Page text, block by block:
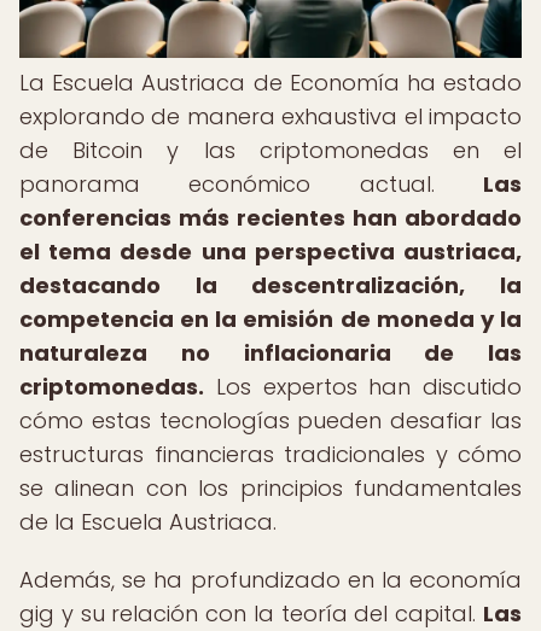
La Escuela Austriaca de Economía ha estado
explorando de manera exhaustiva el impacto
de Bitcoin y las criptomonedas en el
panorama económico actual. Las
conferencias más recientes han abordado
el tema desde una perspectiva austriaca,
destacando la descentralización, la
competencia en la emisión de moneda y la
naturaleza no inflacionaria de las
criptomonedas. Los expertos han discutido
cómo estas tecnologías pueden desafiar las
estructuras financieras tradicionales y cómo
se alinean con los principios fundamentales
de la Escuela Austriaca.
Además, se ha profundizado en la economía
gig y su relación con la teoría del capital. Las